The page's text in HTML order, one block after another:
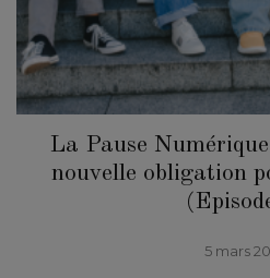
La Pause
nouvelle obligation
5 mars